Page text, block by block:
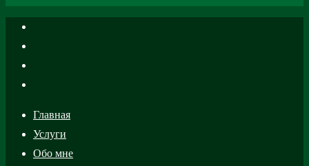
Главная
Услуги
Обо мне